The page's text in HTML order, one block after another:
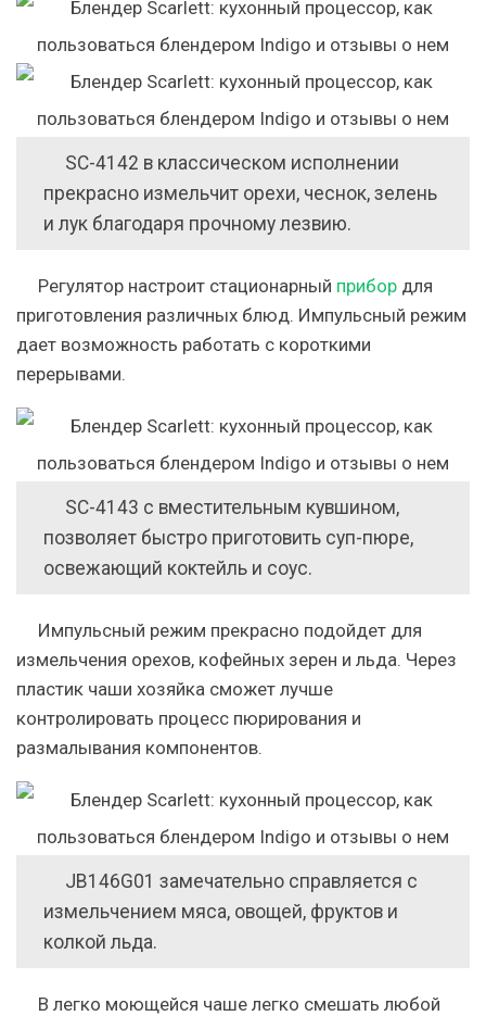
SC-4142 в классическом исполнении
прекрасно измельчит орехи, чеснок, зелень
и лук благодаря прочному лезвию.
Регулятор настроит стационарный прибор для
приготовления различных блюд. Импульсный режим
дает возможность работать с короткими
перерывами.
SC-4143 с вместительным кувшином,
позволяет быстро приготовить суп-пюре,
освежающий коктейль и соус.
Импульсный режим прекрасно подойдет для
измельчения орехов, кофейных зерен и льда. Через
пластик чаши хозяйка сможет лучше
контролировать процесс пюрирования и
размалывания компонентов.
JB146G01 замечательно справляется с
измельчением мяса, овощей, фруктов и
колкой льда.
В легко моющейся чаше легко смешать любой